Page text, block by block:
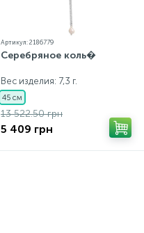
Артикул: 2186779
Серебряное коль�
Вес изделия: 7,3 г.
45 см
13 522.50 грн
5 409 грн